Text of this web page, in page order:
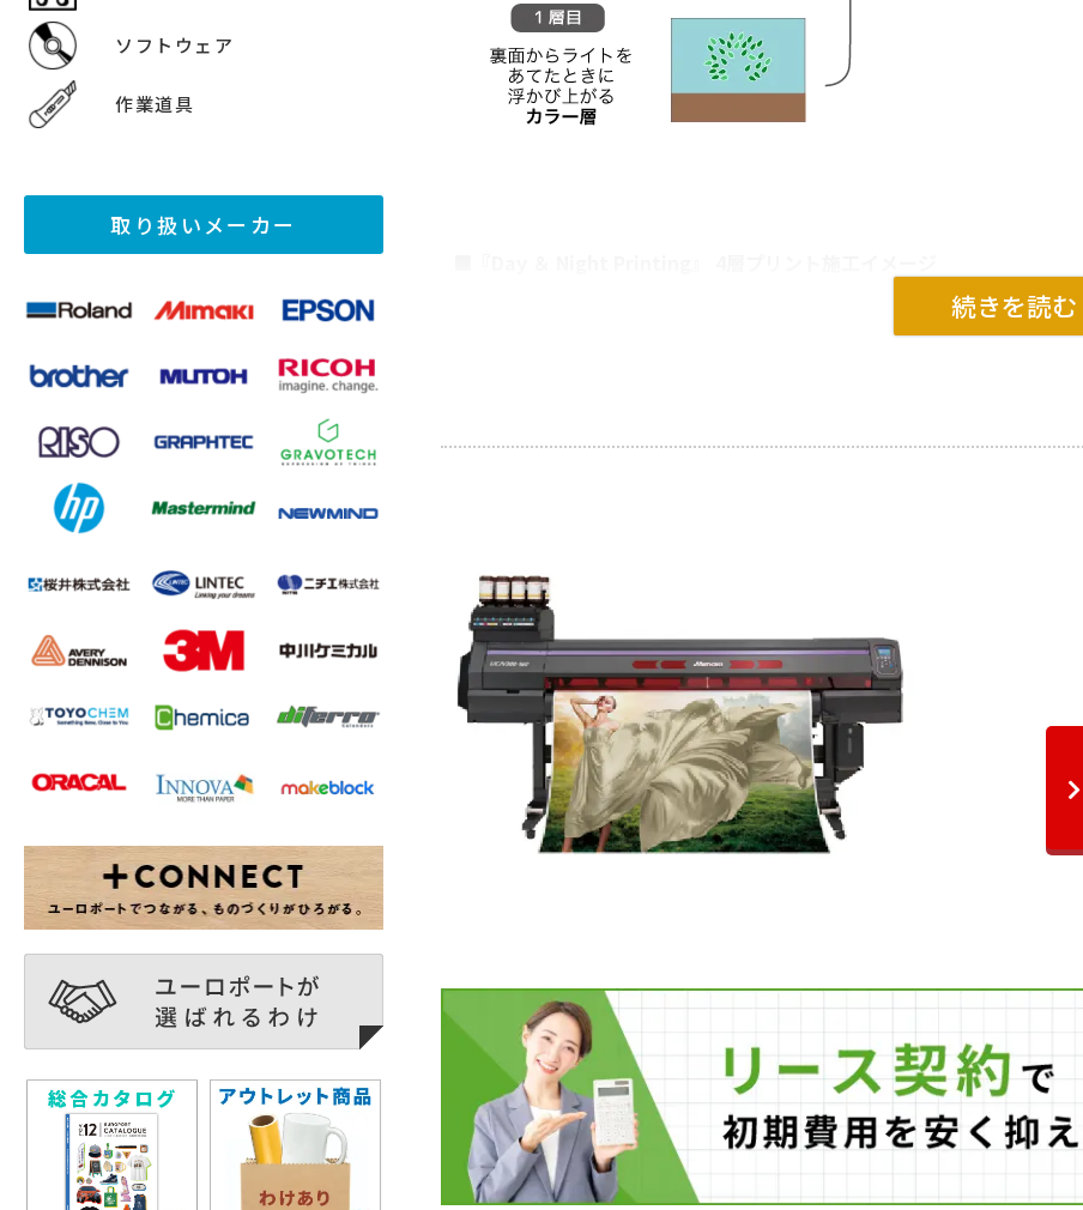
ソフトウェア
作業道具
取り扱いメーカー
パワーアップしたRIPソフトウエア「RasterLink6Plus」の
Adobe Illustratorプラグインツール「RasterLink Tools」に
よって、Illustratorの操作画面上で、4層プリントの仕上がり
を確認できるようになります。プリント前にPCのモニター上
で内照式照明のON/OFF両方の状態を確認することができる
ため、プリントのやり直しを防ぎ、メディアのロスを減らし
ます。(※)
※プレビューは実際の印刷データを完全に表現できるもので
『
■UVだから、即加工・即施工が可能
UV硬化インクは、UV光(紫外線)を照射することで瞬時に硬化するため
工や施工を行えるため、製作時間を短縮し生産性を高めるとともに、短